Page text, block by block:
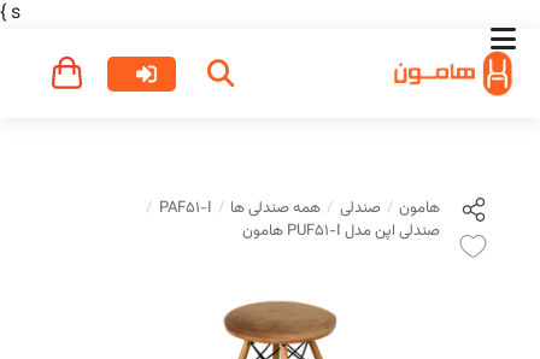
s
}
هامون صندلی همه صندلی ها
PAF51-I
صندلی اپن مدل PUF51-I هامون